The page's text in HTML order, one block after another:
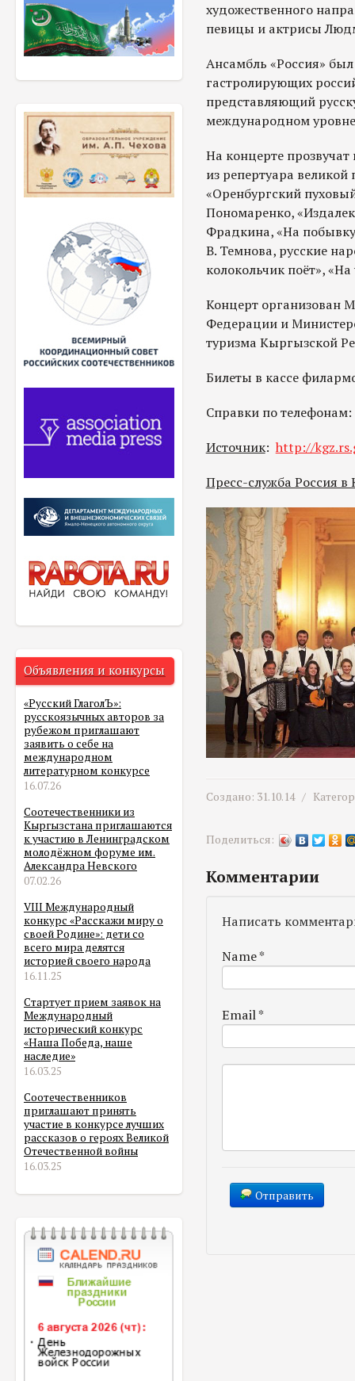
Объявления и конкурсы
«Русский ГлаголЪ»:
русскоязычных авторов за
рубежом приглашают
заявить о себе на
международном
литературном конкурсе
16.07.26
Соотечественники из
Кыргызстана приглашаются
к участию в Ленинградском
молодёжном форуме им.
Александра Невского
07.02.26
VIII Международный
конкурс «Расскажи миру о
своей Родине»: дети со
всего мира делятся
историей своего народа
16.11.25
Стартует прием заявок на
Международный
исторический конкурс
«Наша Победа, наше
наследие»
16.03.25
Соотечественников
приглашают принять
участие в конкурсе лучших
рассказов о героях Великой
Отечественной войны
16.03.25
художественного
певицы и актрисы
Ансамбль «Россия»
гастролирующих
представляющий
международном
На концерте
из репертуара
«Оренбургский
Пономаренко,
Фрадкина, «На
В. Темнова, русские
колокольчик поёт»,
Концерт организован
Федерации и
туризма Кыргызской
Билеты в кассе
Справки по
Источник: http://
Пресс-служба Россия в
Создано: 31.10.14 /
Поделиться:
Комментарии
Написать
Name*
Email*
Отправить